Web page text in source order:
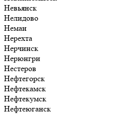
Невьянск
Нелидово
Неман
Нерехта
Нерчинск
Нерюнгри
Нестеров
Нефтегорск
Нефтекамск
Нефтекумск
Нефтеюганск